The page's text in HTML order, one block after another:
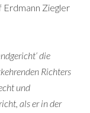
Erdmann Ziegler
die
Richters
und
als er in der